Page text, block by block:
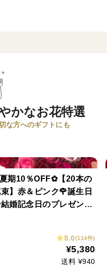
かなお花特選
な方へのギフトにも
期10％OFF✿【20本の
】赤＆ピンク🌹誕生日
婚記念日のプレゼント
5.0(114件)
¥5,380
送料 ¥940